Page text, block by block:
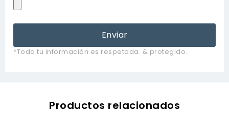
Enviar
*Toda tu información es respetada. & protegido.
Productos relacionados